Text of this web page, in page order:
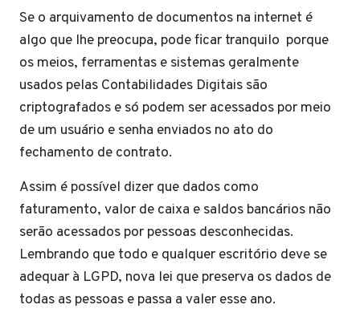
Se o arquivamento de documentos na internet é
algo que lhe preocupa, pode ficar tranquilo porque
os meios, ferramentas e sistemas geralmente
usados pelas Contabilidades Digitais são
criptografados e só podem ser acessados por meio
de um usuário e senha enviados no ato do
fechamento de contrato.
Assim é possível dizer que dados como
faturamento, valor de caixa e saldos bancários não
serão acessados por pessoas desconhecidas.
Lembrando que todo e qualquer escritório deve se
adequar à LGPD, nova lei que preserva os dados de
todas as pessoas e passa a valer esse ano.